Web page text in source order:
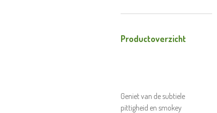
Productoverzicht
Geniet van de subtiele
pittigheid en smokey